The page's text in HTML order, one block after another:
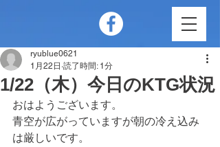
1/22（木）今日のKTG状況
ryublue0621
1月22日 読了時間: 1分
おはようございます。
青空が広がっていますが朝の冷え込み
は厳しいです。